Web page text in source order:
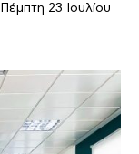
23 Ιουλίου